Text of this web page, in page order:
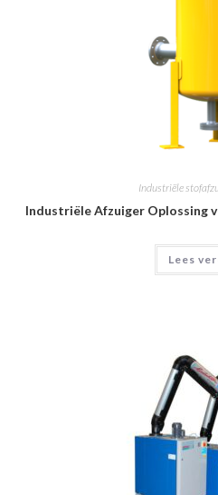
Industriële
Industriële Afzuiger Oplossing
Lees